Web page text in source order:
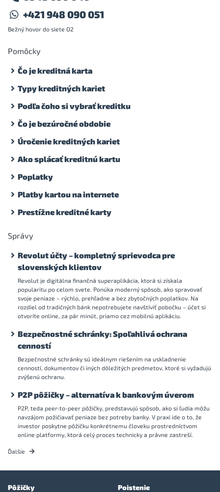
+421 948 090 051
Bežný hovor do siete O2
Pomôcky
Čo je kreditná karta
Typy kreditných kariet
Podľa čoho si vybrať kreditku
Čo je bezúročné obdobie
Úročenie kreditných kariet
Ako splácať kreditnú kartu
Poplatky
Platby kartou na internete
Prestížne kreditné karty
Správy
Revolut účty – kompletný sprievodca pre
slovenských klientov
Revolut je digitálna finančná superaplikácia, ktorá si získala
popularitu po celom svete. Ponúka moderný spôsob, ako spravovať
svoje peniaze – rýchlo, prehľadne a bez zbytočných poplatkov. Na
rozdiel od tradičných bánk nepotrebujete navštíviť pobočku – účet si
otvoríte online, za pár minút, priamo cez mobilnú aplikáciu.
Bezpečnostné schránky: Spoľahlivá ochrana
cenností
Bezpečnostné schránky sú ideálnym riešením na uskladnenie
cenností, dokumentov či iných dôležitých predmetov, ktoré si vyžadujú
zvýšenú ochranu.
P2P pôžičky – alternatíva k bankovým úverom
P2P, teda peer-to-peer pôžičky, predstavujú spôsob, ako si ľudia môžu
navzájom požičiavať peniaze bez potreby banky. V praxi ide o to, že
investor poskytne pôžičku konkrétnemu človeku prostredníctvom
online platformy, ktorá celý proces technicky a právne zastreší.
Ďalšie
Pôžičky Poistenie